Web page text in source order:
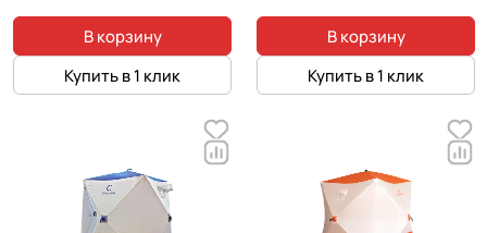
В корзину
Купить в 1 клик
В корзину
Купить в 1 клик